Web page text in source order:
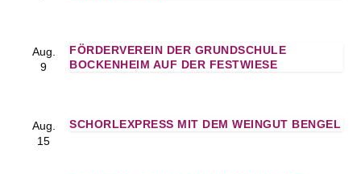
Aug.
9
FÖRDERVEREIN DER GRUNDSCHULE
BOCKENHEIM AUF DER FESTWIESE
Aug.
15
SCHORLEXPRESS MIT DEM WEINGUT BENGEL